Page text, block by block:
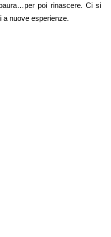
poi rinascere. Ci si
a nuove esperienze.